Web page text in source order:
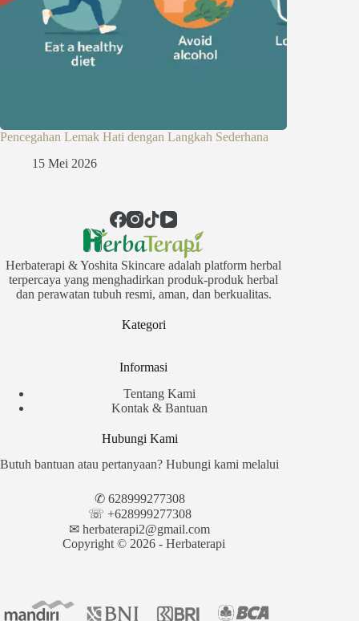
Pencegahan Lemak Hati dengan Langkah Sederhana
15 Mei 2026
Herbaterapi & Yoshita Skincare adalah platform herbal
terpercaya yang menghadirkan produk-produk herbal
dan perawatan tubuh resmi, aman, dan berkualitas.
Kategori
Informasi
Tentang Kami
Kontak & Bantuan
Hubungi Kami
Butuh bantuan atau pertanyaan? Hubungi kami melalui
✆ 628999277308
☏ +628999277308
✉︎ herbaterapi2@gmail.com
Copyright © 2026 - Herbaterapi